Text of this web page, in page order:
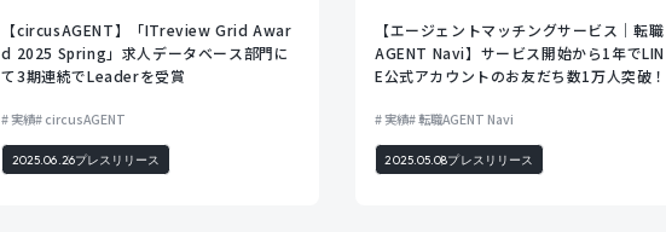
【circusAGENT】「ITreview Grid Awar
d 2025 Spring」求人データベース部門に
て3期連続でLeaderを受賞
実績 circusAGENT
2025.06.26プレスリリース
【エージェントマッチングサービス｜転職
AGENT Navi】サービス開始から1年でLIN
E公式アカウントのお友だち数1万人突破！
実績 転職AGENT Navi
2025.05.08プレスリリース